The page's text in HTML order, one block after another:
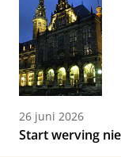
26 juni 2026
Start werving